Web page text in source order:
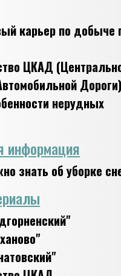
карьер по добыче
ЦКАД
Дороги)
нерудных
информация
знать об уборке